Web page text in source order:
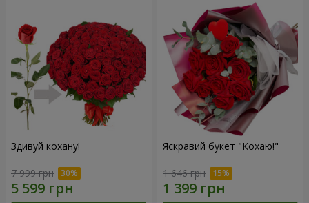
Здивуй кохану!
7 999 грн
Яскравий букет "Кохаю!"
1 646 грн